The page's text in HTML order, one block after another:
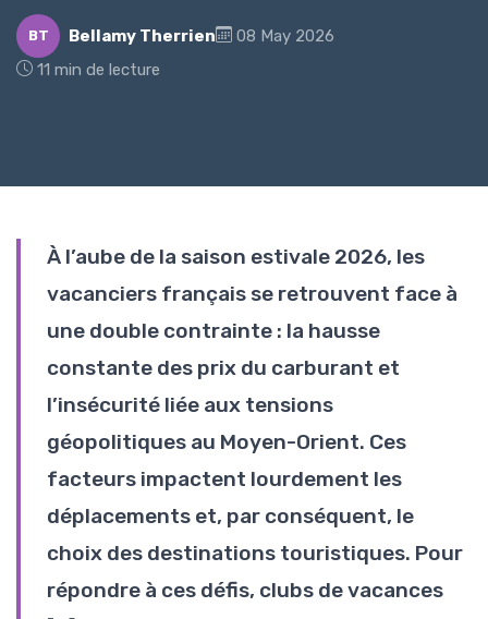
BT Bellamy Therrien
08 May 2026
11 min de lecture
À l’aube de la saison estivale 2026, les
vacanciers français se retrouvent face à
une double contrainte : la hausse
constante des prix du carburant et
l’insécurité liée aux tensions
géopolitiques au Moyen-Orient. Ces
facteurs impactent lourdement les
déplacements et, par conséquent, le
choix des destinations touristiques. Pour
répondre à ces défis, clubs de vacances